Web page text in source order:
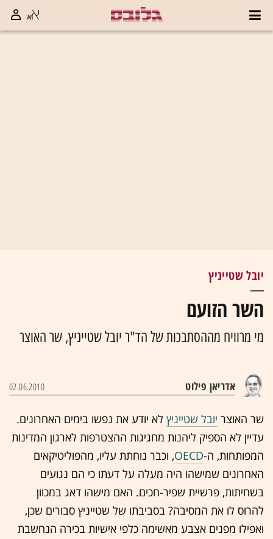
יובל שטייניץ
השר הזועם
מי מרוויח מההסתבכות של הד"ר יובל שטייניץ, שר האוצר
אדריאן פילוט 02.06.2010
שר האוצר יובל שטייניץ לא יודע את נפשו בימים האחרונים.
עדיין לא הספיק ליהנות מחגיגות ההצטרפות לארגון המדינות
המפותחות, ה-OECD, וכבר נוחתת עליו, מהפוליטיקאים
האחרונים שמישהו היה מעלה על דעתו כי הם נגועים
בשחיתות, פרשיית שפיר-חכים. האם מישהו דאג במכוון
להרוס לו את המסיבה? בסביבתו של שטייניץ סבורים שכן,
ואפילו מפנים אצבע מאשימה כלפי אישיות בכירה הנחשבת